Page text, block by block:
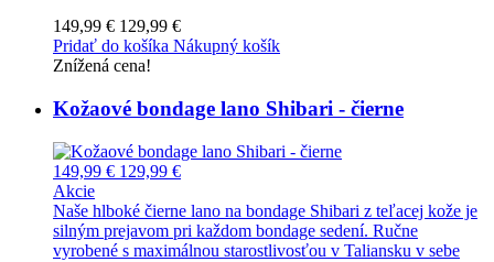
149,99 € 129,99 €
Pridať do košíka Nákupný košík
Znížená cena!
Kožaové bondage lano Shibari - čierne
149,99 € 129,99 €
Akcie
Naše hlboké čierne lano na bondage Shibari z teľacej kože je
silným prejavom pri každom bondage sedení. Ručne
vyrobené s maximálnou starostlivosťou v Taliansku v sebe